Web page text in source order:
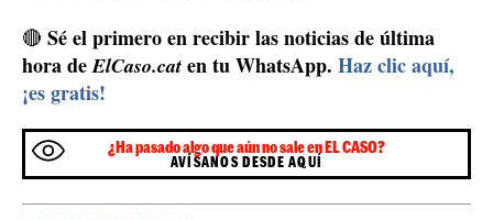
🔴 Sé el primero en recibir las noticias de última
hora deElCaso.cat en tu WhatsApp. Haz clic aquí,
¡es gratis!
¿Ha pasado algo que aún no sale en EL CASO?
AVÍSANOS DESDE AQUÍ